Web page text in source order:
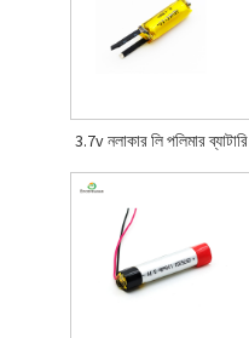
3.7v নলাকার লি পলিমার ব্যাটারি